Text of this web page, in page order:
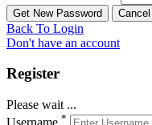
Back To Login
Don't have an account
Register
Please wait ...
*